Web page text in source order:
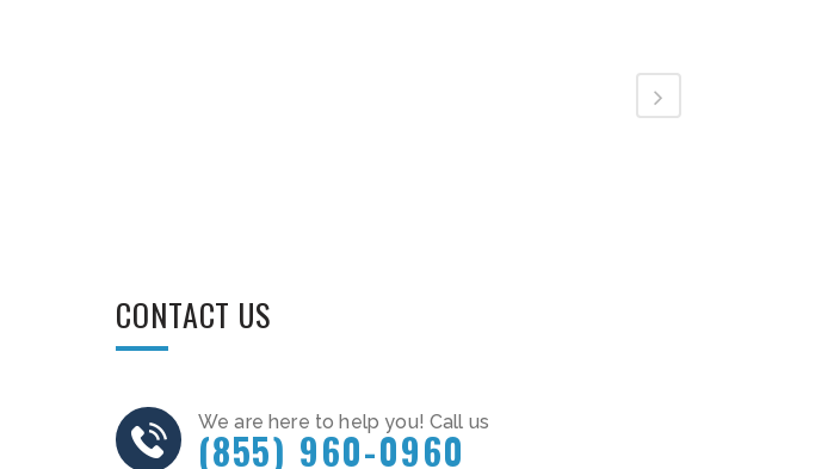
CONTACT US
We are here to help you! Call us
(855) 960-0960